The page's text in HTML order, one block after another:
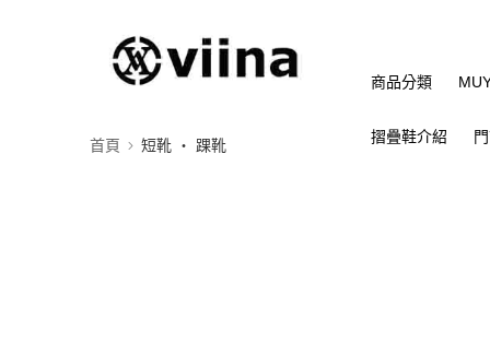
商品分類
摺疊鞋介紹
首頁 短靴 ‧ 踝靴